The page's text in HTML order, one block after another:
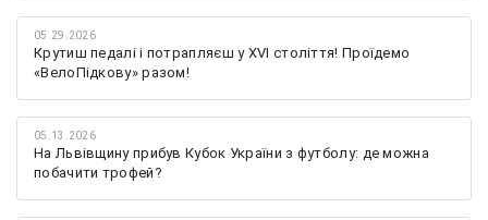
05.29.2026
Крутиш педалі і потрапляєш у XVI століття! Проїдемо
«ВелоПідкову» разом!
05.13.2026
На Львівщину прибув Кубок України з футболу: де можна
побачити трофей?